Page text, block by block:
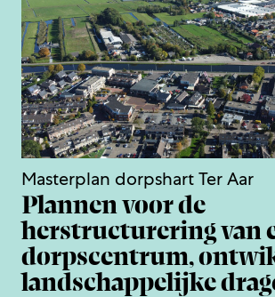
Masterplan dorpshart Ter Aar
Plannen voor de
herstructurering van
dorpscentrum,
landschappelijke